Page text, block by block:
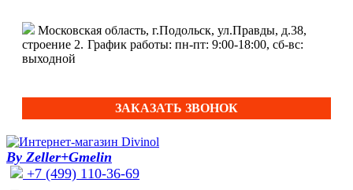
Московская область, г.Подольск, ул.Правды, д.38,
строение 2. График работы: пн-пт: 9:00-18:00, сб-вс:
выходной
ЗАКАЗАТЬ ЗВОНОК
By Zeller+Gmelin
+7 (499) 110-36-69